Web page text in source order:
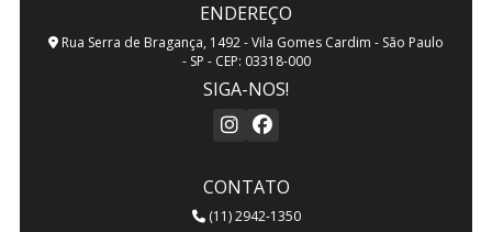
ENDEREÇO
Rua Serra de Bragança, 1492 - Vila Gomes Cardim - São Paulo
- SP - CEP: 03318-000
SIGA-NOS!
CONTATO
(11) 2942-1350